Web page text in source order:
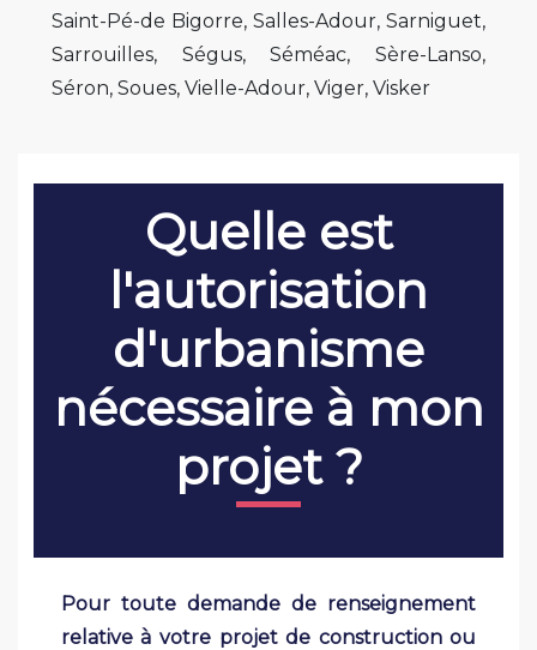
Saint-Pé-de Bigorre, Salles-Adour, Sarniguet,
Sarrouilles, Ségus, Séméac, Sère-Lanso,
Séron, Soues, Vielle-Adour, Viger, Visker
Quelle est
l'autorisation
d'urbanisme
nécessaire à mon
projet ?
Pour toute demande de renseignement
relative à votre projet de construction ou